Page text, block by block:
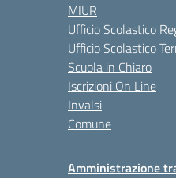
MIUR
Ufficio Scolastico
Ufficio Scolastico
Scuola in Chiaro
Iscrizioni On Line
Invalsi
Comune
Amministrazione